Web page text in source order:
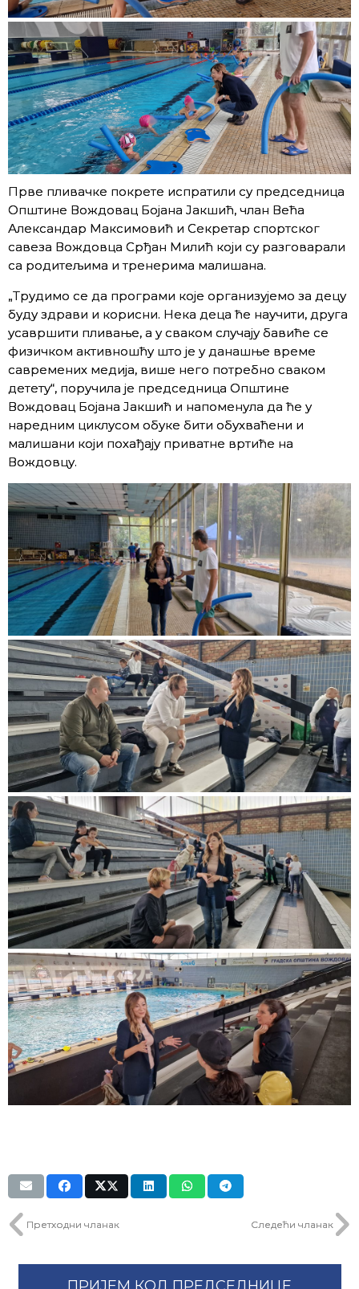
Прве пливачке покрете испратили су председница
Општине Вождовац Бојана Јакшић, члан Већа
Александар Максимовић и Секретар спортског
савеза Вождовца Срђан Милић који су разговарали
са родитељима и тренерима малишана.
„Трудимо се да програми које организујемо за децу
буду здрави и корисни. Нека деца ће научити, друга
усавршити пливање, а у сваком случају бавиће се
физичком активношћу што је у данашње време
савремених медија, више него потребно сваком
детету“, поручила је председница Општине
Вождовац Бојана Јакшић и напоменула да ће у
наредним циклусом обуке бити обухваћени и
малишани који похађају приватне вртиће на
Вождовцу.
Претходни чланак Следећи чланак